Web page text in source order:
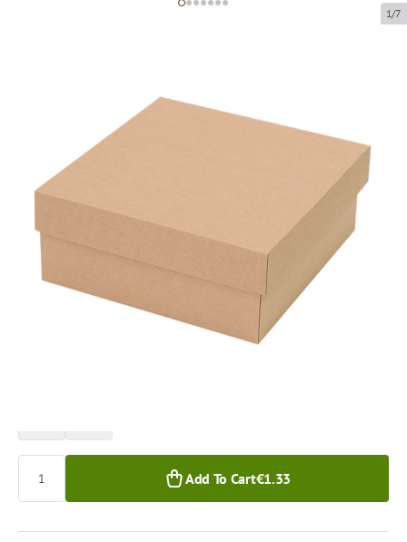
1/7
250 x 250 x 100 mm
Material:
Thickness:
Product cannot be collected from a pickup point.
Price per 1 piece
€1.09
Add To Cart€1.33